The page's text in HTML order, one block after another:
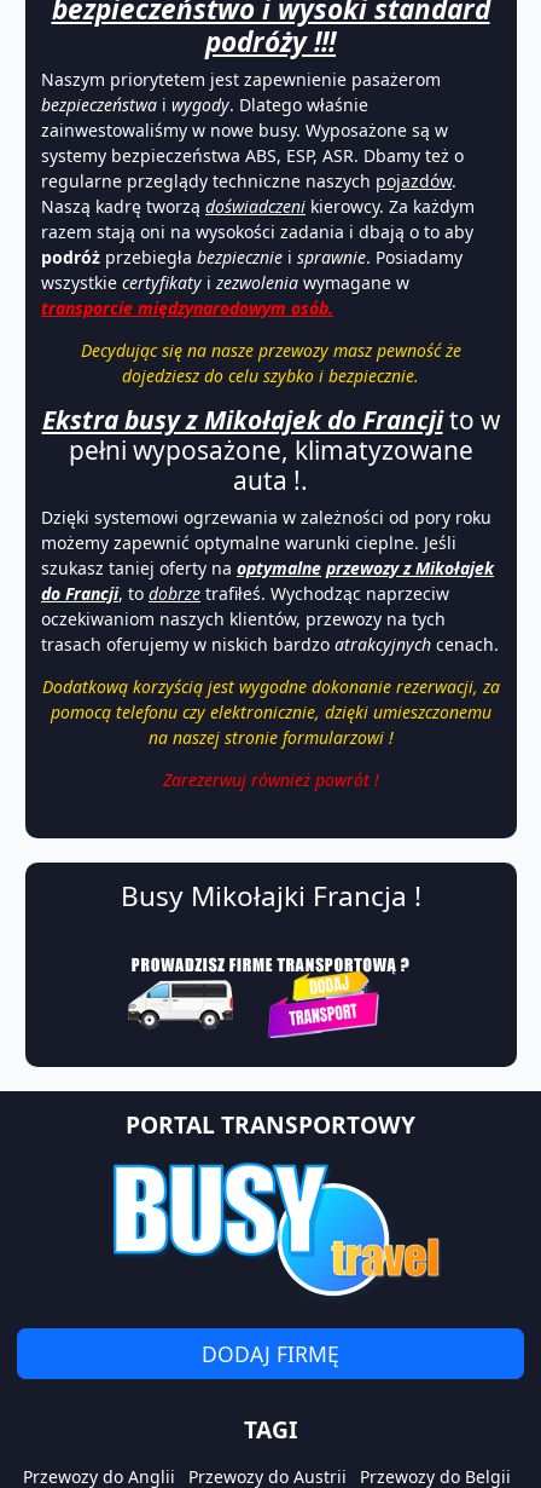
bezpieczeństwo i wysoki standard
podróży !!!
Naszym priorytetem jest zapewnienie pasażerom
bezpieczeństwa i wygody. Dlatego właśnie
zainwestowaliśmy w nowe busy. Wyposażone są w
systemy bezpieczeństwa ABS, ESP, ASR. Dbamy też o
regularne przeglądy techniczne naszych pojazdów.
Naszą kadrę tworzą doświadczeni kierowcy. Za każdym
razem stają oni na wysokości zadania i dbają o to aby
podróż przebiegła bezpiecznie i sprawnie. Posiadamy
wszystkie certyfikaty i zezwolenia wymagane w
transporcie międzynarodowym osób.
Decydując się na nasze przewozy masz pewność że
dojedziesz do celu szybko i bezpiecznie.
Ekstra busy z Mikołajek do Francjito w
pełni wyposażone, klimatyzowane
auta !.
Dzięki systemowi ogrzewania w zależności od pory roku
możemy zapewnić optymalne warunki cieplne. Jeśli
szukasz taniej oferty na optymalne przewozy z Mikołajek
do Francji, to dobrze trafiłeś. Wychodząc naprzeciw
oczekiwaniom naszych klientów, przewozy na tych
trasach oferujemy w niskich bardzo atrakcyjnych cenach.
Dodatkową korzyścią jest wygodne dokonanie rezerwacji, za
pomocą telefonu czy elektronicznie, dzięki umieszczonemu
na naszej stronie formularzowi !
Zarezerwuj również powrót !
Busy Mikołajki Francja !
PORTAL TRANSPORTOWY
DODAJ FIRMĘ
TAGI
Przewozy do Anglii Przewozy do Austrii Przewozy do Belgii